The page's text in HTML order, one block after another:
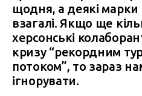
щодня, а деякі
взагалі. Якщо ще
херсонські
кризу “рекордним
потоком”, то зараз
ігнорувати.